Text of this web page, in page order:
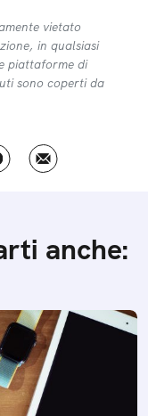
vietato
in qualsiasi
piattaforme di
sono coperti da
anche: